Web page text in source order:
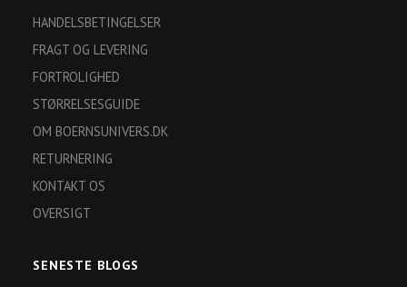
HANDELSBETINGELSER
FRAGT OG LEVERING
FORTROLIGHED
STØRRELSESGUIDE
OM BOERNSUNIVERS.DK
RETURNERING
KONTAKT OS
OVERSIGT
SENESTE BLOGS